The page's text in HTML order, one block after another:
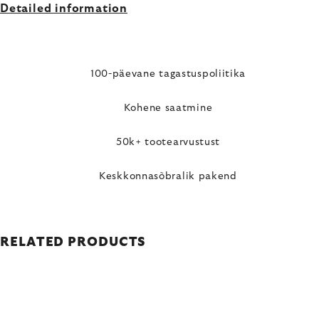
Detailed information
100-päevane tagastuspoliitika
Kohene saatmine
50k+ tootearvustust
Keskkonnasõbralik pakend
RELATED PRODUCTS